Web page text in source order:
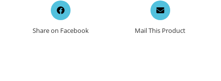
Opens
in
new
Share on Facebook
Opens
in
a
new
Mail This Product